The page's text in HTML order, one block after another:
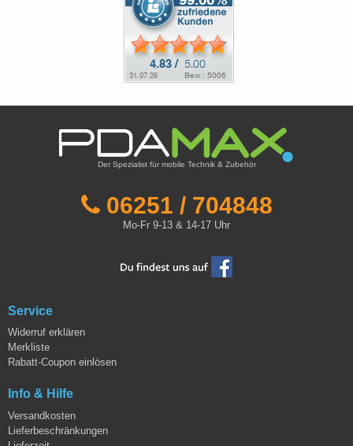
Der Spezialist für mobile Technik & Zubehör
06251 / 704848
Mo-Fr 9-13 & 14-17 Uhr
Service
Widerruf erklären
Merkliste
Rabatt-Coupon einlösen
Info & Hilfe
Versandkosten
Lieferbeschränkungen